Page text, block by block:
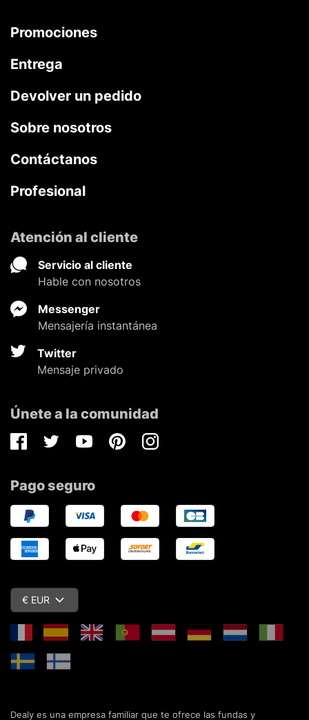
Promociones
Entrega
Devolver un pedido
Sobre nosotros
Contáctanos
Profesional
Atención al cliente
Servicio al cliente
Hable con nosotros
Messenger
Mensajería instantánea
Twitter
Mensaje privado
Únete a la comunidad
FacebookTwitterYoutubePinterestInstagram
Pago seguro
€ EUR
Dealy es una empresa familiar que te ofrece las fundas y